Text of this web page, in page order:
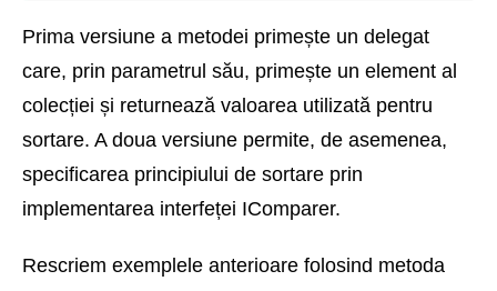
Prima versiune a metodei primește un delegat
care, prin parametrul său, primește un element al
colecției și returnează valoarea utilizată pentru
sortare. A doua versiune permite, de asemenea,
specificarea principiului de sortare prin
implementarea interfeței IComparer.
Rescriem exemplele anterioare folosind metoda